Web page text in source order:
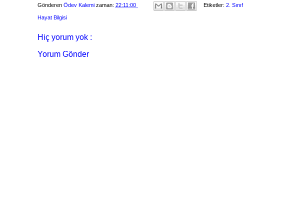
Gönderen Ödev Kalemi zaman: 22:11:00 Etiketler: 2. Sınıf
Hayat Bilgisi
Hiç yorum yok :
Yorum Gönder